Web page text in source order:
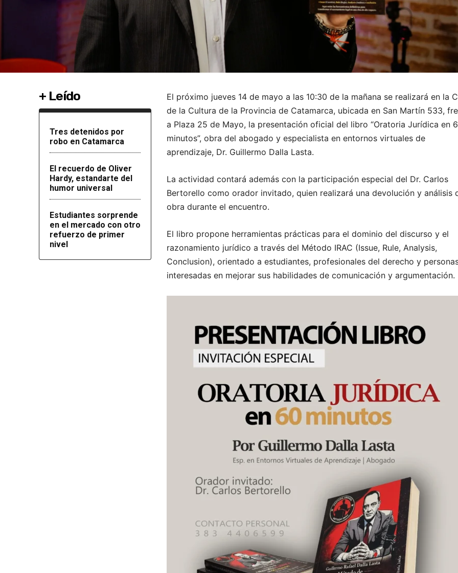
+ Leído
Tres detenidos por
robo en Catamarca
El recuerdo de Oliver
Hardy, estandarte del
humor universal
Estudiantes sorprende
en el mercado con otro
refuerzo de primer
nivel
El próximo jueves 14 de mayo a las 10:30 de la mañana se realizará en la
de la Cultura de la Provincia de Catamarca, ubicada en San Martín 533,
a Plaza 25 de Mayo, la presentación oficial del libro “Oratoria Jurídica en
minutos”, obra del abogado y especialista en entornos virtuales de
aprendizaje, Dr. Guillermo Dalla Lasta.
La actividad contará además con la participación especial del Dr. Carlos
Bertorello como orador invitado, quien realizará una devolución y análisis
obra durante el encuentro.
El libro propone herramientas prácticas para el dominio del discurso y el
razonamiento jurídico a través del Método IRAC (Issue, Rule, Analysis,
Conclusion), orientado a estudiantes, profesionales del derecho y
interesadas en mejorar sus habilidades de comunicación y argumentación.